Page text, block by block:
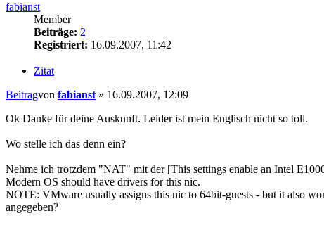
fabianst
Member
Beiträge: 2
Registriert: 16.09.2007, 11:42
Zitat
Beitragvon fabianst » 16.09.2007, 12:09
Ok Danke für deine Auskunft. Leider ist mein Englisch nicht so toll.
Wo stelle ich das denn ein?
Nehme ich trotzdem "NAT" mit der [This settings enable an Intel
Modern OS should have drivers for this nic.
NOTE: VMware usually assigns this nic to 64bit-guests - but it also
angegeben?